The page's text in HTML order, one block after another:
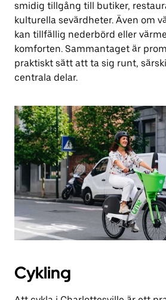
smidig tillgång till butiker,
kulturella sevärdheter. Även om
kan tillfällig nederbörd eller
komforten. Sammantaget är
praktiskt sätt att ta sig runt,
centrala delar.
Cykling